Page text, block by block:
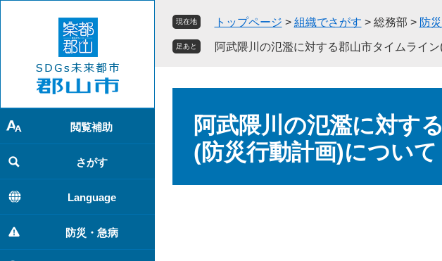
で
す
。
ば
し
て
本
文
へ
閲覧補助
さがす
Language
防災・急病
現在地 トップページ > 組織でさがす > 総務部 > 防
足あと 阿武隈川の氾濫に対する郡山市タイムライ
阿武隈川の氾濫に対す
(防災行動計画)について